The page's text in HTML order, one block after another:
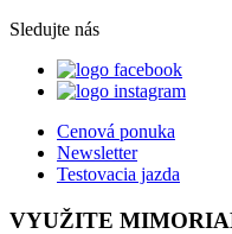
Sledujte nás
Cenová ponuka
Newsletter
Testovacia jazda
VYUŽITE